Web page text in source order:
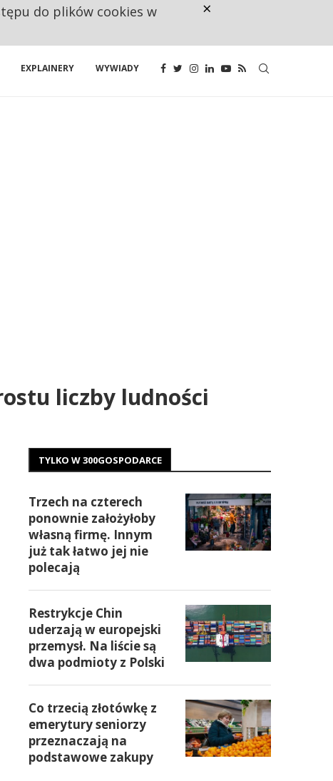
EXPLAINERY WYWIADY
liczby ludności
TYLKO W 300GOSPODARCE
Trzech na czterech
ponownie założyłoby
własną firmę. Innym
już tak łatwo jej nie
polecają
Restrykcje Chin
uderzają w europejski
przemysł. Na liście są
dwa podmioty z Polski
Co trzecią złotówkę z
emerytury seniorzy
przeznaczają na
podstawowe zakupy
do plików cookies w
×